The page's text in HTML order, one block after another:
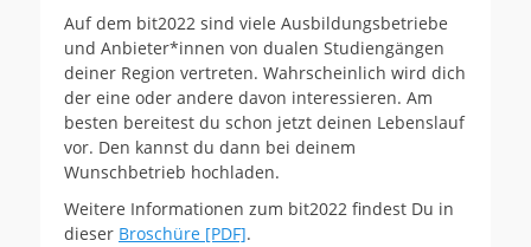
Auf dem bit2022 sind viele Ausbildungsbetriebe
und Anbieter*innen von dualen Studiengängen
deiner Region vertreten. Wahrscheinlich wird dich
der eine oder andere davon interessieren. Am
besten bereitest du schon jetzt deinen Lebenslauf
vor. Den kannst du dann bei deinem
Wunschbetrieb hochladen.
Weitere Informationen zum bit2022 findest Du in
dieser Broschüre [PDF].